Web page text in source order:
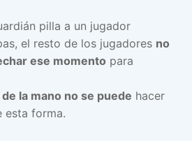
pilla a un jugador
el resto de los jugadores no
ese momento para
la mano no se puede hacer
esta forma.